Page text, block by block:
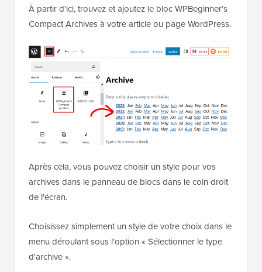
À partir d'ici, trouvez et ajoutez le bloc WPBeginner’s
Compact Archives à votre article ou page WordPress.
Après cela, vous pouvez choisir un style pour vos
archives dans le panneau de blocs dans le coin droit
de l'écran.
Choisissez simplement un style de votre choix dans le
menu déroulant sous l'option « Sélectionner le type
d'archive ».